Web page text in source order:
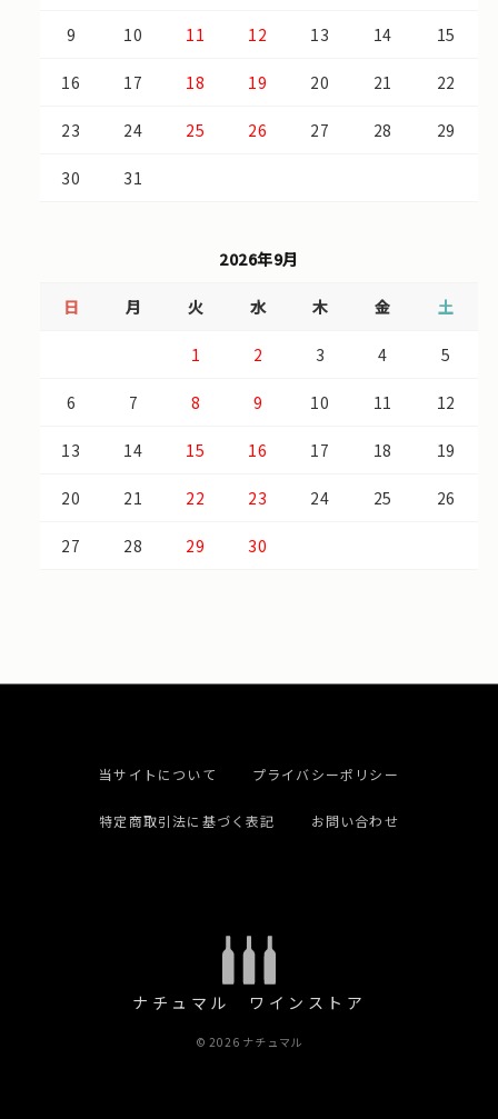
9 10 11 12 13 14 15
16 17 18 19 20 21 22
23 24 25 26 27 28 29
30 31
2026年9月
日 月 火 水 木 金 土
1 2 3 4 5
6 7 8 9 10 11 12
13 14 15 16 17 18 19
20 21 22 23 24 25 26
27 28 29 30
当サイトについて プライバシーポリシー
特定商取引法に基づく表記 お問い合わせ
ナチュマル ワインストア
© 2026 ナチュマル